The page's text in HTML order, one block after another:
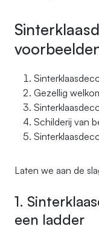
Gezellig
Schilderij van
Laten we aan de
1.
een ladder